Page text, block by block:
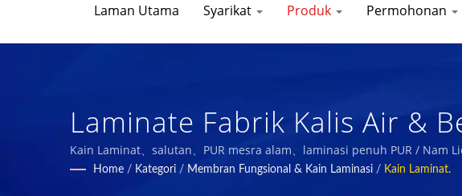
Laman Utama Syarikat Produk Permohonan
Laminate Fabrik Kalis Air &
Yang Baik & Fungsi
Kain Laminat、salutan、PUR mesra alam、laminasi penuh PUR / Nam
Home / Kategori / Membran Fungsional & Kain Laminasi / Kain Laminat.